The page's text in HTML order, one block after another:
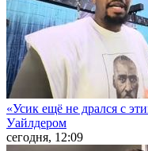
«Усик ещё не дрался с
Уайлдером
сегодня, 12:09